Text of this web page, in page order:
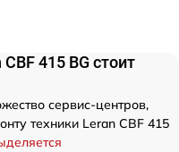
415 BG стоит
сервис-центров,
техники Leran CBF 415